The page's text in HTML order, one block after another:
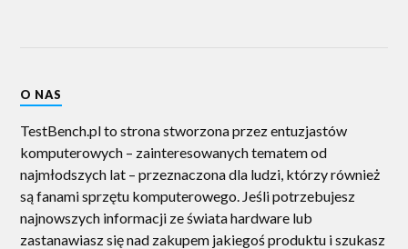
O NAS
TestBench.pl to strona stworzona przez entuzjastów
komputerowych – zainteresowanych tematem od
najmłodszych lat – przeznaczona dla ludzi, którzy również
są fanami sprzętu komputerowego. Jeśli potrzebujesz
najnowszych informacji ze świata hardware lub
zastanawiasz się nad zakupem jakiegoś produktu i szukasz